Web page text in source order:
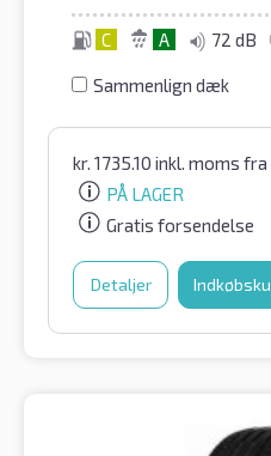
C A 72 dB
Sammenlign dæk
kr. 1735.10 inkl. moms fra
PÅ LAGER
Gratis forsendelse
Detaljer